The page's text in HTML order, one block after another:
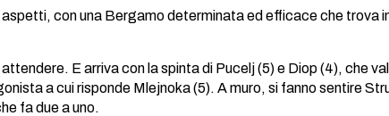
aspetti, con una Bergamo determinata ed efficace che trova
E arriva con la spinta di Pucelj (5) e Diop (4), che
a cui risponde Mlejnoka (5). A muro, si fanno sentire
fa due a uno.